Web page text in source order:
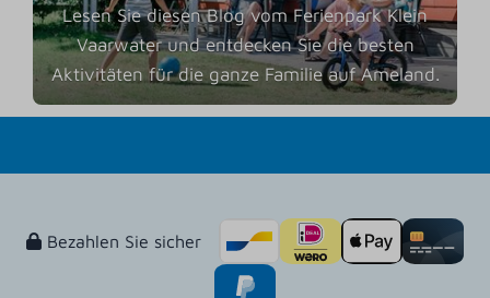
Lesen Sie diesen Blog vom Ferienpark Klein
Vaarwater und entdecken Sie die besten
Aktivitäten für die ganze Familie auf Ameland.
Bezahlen Sie sicher